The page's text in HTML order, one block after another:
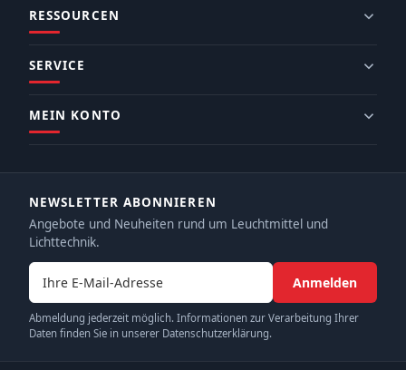
RESSOURCEN
SERVICE
MEIN KONTO
NEWSLETTER ABONNIEREN
Angebote und Neuheiten rund um Leuchtmittel und
Lichttechnik.
E-Mail-Adresse
Anmelden
Abmeldung jederzeit möglich. Informationen zur Verarbeitung Ihrer
Daten finden Sie in unserer Datenschutzerklärung.